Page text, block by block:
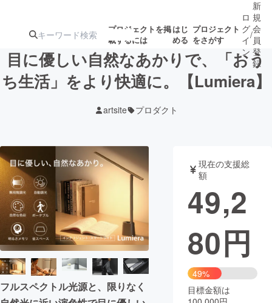
プロジェクトを掲
載するには
はじ
める
プロジェクト
をさがす
注目の新着プロ
ジェクト
ロジェクト
アート・写真 音楽
テクノロジー・ガジェット ゲーム・
映像・映画 書籍・雑誌
ビジネス・起業 チャレンジ
まちづくり・地域活性化
ロ
グ
イ
ン
/
新
規
会
員
登
録
目に優しい自然なあかりで、「おう
ち生活」をより快適に。【Lumiera】
artsite プロダクト
フルスペクトル光源と、限りなく
現在の支援総
額
49,2
80円
49%
目標金額は